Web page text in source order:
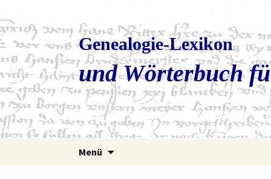
Genealogie-Lexikon
und Wörterbuch
Menü